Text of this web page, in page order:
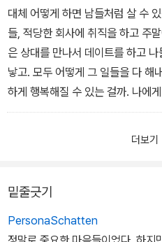
느꼈던 감정을 다시 느끼게 한다면
다. 나를 세 번째로 때린 날, 그는
야. 네가 내 안의 다정함을 끌어내
있도록 도와줄 수는 없겠어?”
대체 어떻게 하면 남들처럼 살 수
들, 적당한 회사에 취직을 하고 주
은 상대를 만나서 데이트를 하고
낳고. 모두 어떻게 그 일들을 다 해
하게 행복해질 수 있는 걸까. 나에
더보기
밑줄긋기
PersonaSchatten